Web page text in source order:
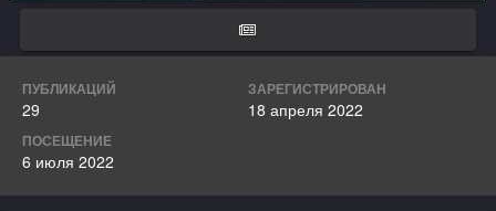
ПУБЛИКАЦИЙ
29
ЗАРЕГИСТРИРОВАН
18 апреля 2022
ПОСЕЩЕНИЕ
6 июля 2022